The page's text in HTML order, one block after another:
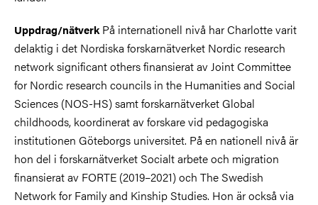
Uppdrag/nätverk På internationell nivå har Charlotte varit
delaktig i det Nordiska forskarnätverket Nordic research
network significant others finansierat av Joint Committee
for Nordic research councils in the Humanities and Social
Sciences (NOS-HS) samt forskarnätverket Global
childhoods, koordinerat av forskare vid pedagogiska
institutionen Göteborgs universitet. På en nationell nivå är
hon del i forskarnätverket Socialt arbete och migration
finansierat av FORTE (2019–2021) och The Swedish
Network for Family and Kinship Studies. Hon är också via